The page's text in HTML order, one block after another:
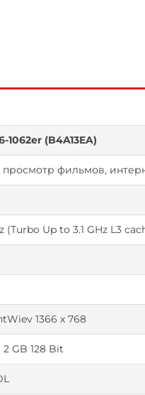
1062er (B4A13EA)
фильмов,
(Turbo Up to 3.1 GHz L3
1366 x 768
GB 128 Bit